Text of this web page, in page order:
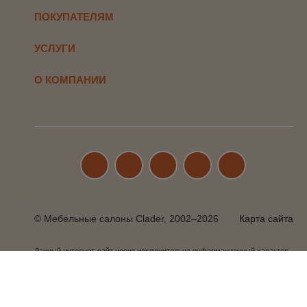
ПОКУПАТЕЛЯМ
УСЛУГИ
О КОМПАНИИ
© Мебельные салоны Clader, 2002–2026 Карта сайта
Данный интернет-сайт носит исключительно информационный характер